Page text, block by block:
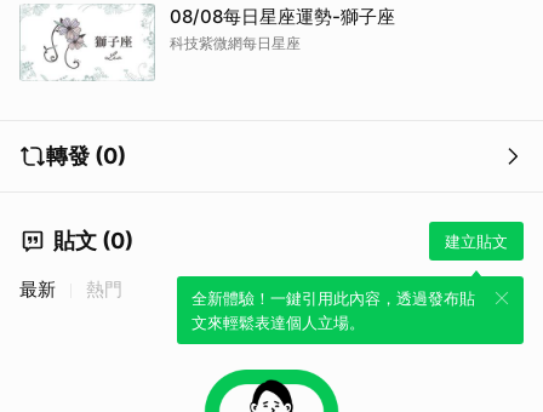
08/08每日星座運勢-獅子座
科技紫微網每日星座
轉發 (0)
貼文 (0) 建立貼文
全新體驗！一鍵引用此內容，透過發布貼
文來輕鬆表達個人立場。
最新 熱門